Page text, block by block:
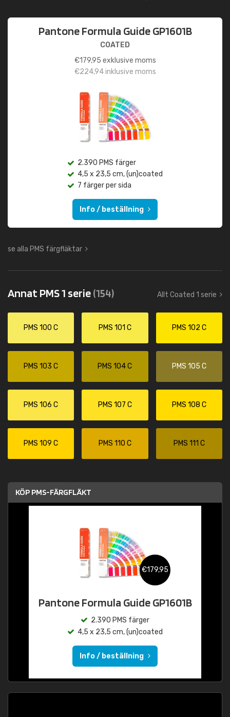
Pantone Formula Guide GP1601B
COATED
€179,95 exklusive moms
€224,94inklusive moms
2.390 PMS färger
4,5 x 23,5 cm, (un)coated
7 färger per sida
Info / beställning
se alla PMS färgfläktar
Annat PMS 1 serie(154) Allt Coated 1 serie
PMS 100 C PMS 101 C PMS 102 C
PMS 103 C PMS 104 C PMS 105 C
PMS 106 C PMS 107 C PMS 108 C
PMS 109 C PMS 110 C PMS 111 C
KÖP PMS-FÄRGFLÄKT
€179,95
Pantone Formula Guide GP1601B
2.390 PMS färger
4,5 x 23,5 cm, (un)coated
Info / beställning